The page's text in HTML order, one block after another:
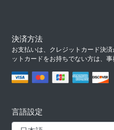
決済方法
お支払いは、クレジットカード決
ットカードをお持ちでない方は、事
言語設定